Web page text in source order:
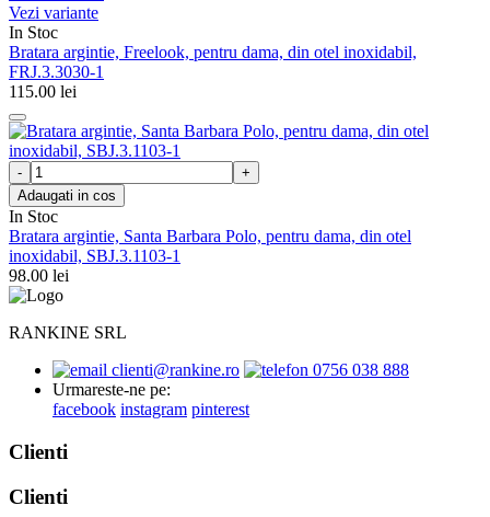
Vezi variante
In Stoc
Bratara argintie, Freelook, pentru dama, din otel inoxidabil,
FRJ.3.3030-1
115.00 lei
Adaugati in cos
In Stoc
Bratara argintie, Santa Barbara Polo, pentru dama, din otel
inoxidabil, SBJ.3.1103-1
98.00 lei
RANKINE SRL
clienti@rankine.ro
0756 038 888
Urmareste-ne pe:
facebook instagram pinterest
Clienti
Clienti